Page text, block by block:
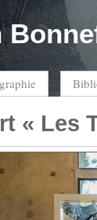
« Les